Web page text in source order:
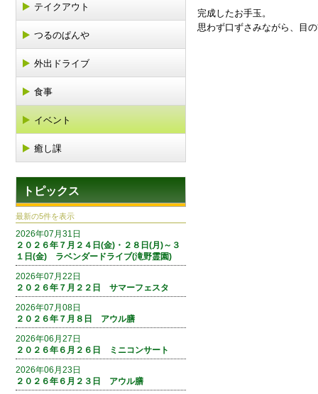
テイクアウト
つるのぱんや
外出ドライブ
食事
イベント
癒し課
トピックス
最新の5件を表示
2026年07月31日
２０２６年７月２４日(金)・２８日(月)～３
１日(金) ラベンダードライブ(滝野霊園)
2026年07月22日
２０２６年７月２２日 サマーフェスタ
2026年07月08日
２０２６年７月８日 アウル膳
2026年06月27日
２０２６年６月２６日 ミニコンサート
2026年06月23日
２０２６年６月２３日 アウル膳
完成したお手玉。
思わず口ずさみながら、目